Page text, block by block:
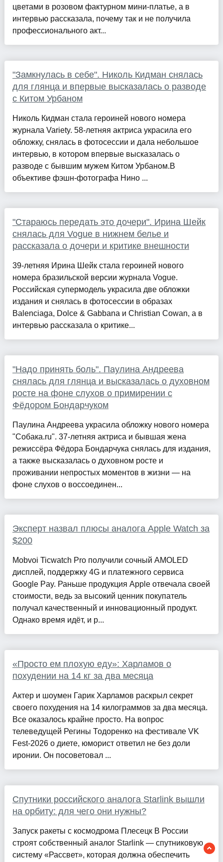
цветами в розовом фактурном мини-платье, а в
интервью рассказала, почему так и не получила
профессионального акт...
"Замкнулась в себе". Николь Кидман снялась
для глянца и впервые высказалась о разводе
с Китом Урбаном
Николь Кидман стала героиней нового номера
журнала Variety. 58-летняя актриса украсила его
обложку, снялась в фотосессии и дала небольшое
интервью, в котором впервые высказалась о
разводе с бывшим мужем Китом Урбаном.В
объективе фэшн-фотографа Нино ...
"Стараюсь передать это дочери". Ирина Шейк
снялась для Vogue в нижнем белье и
рассказала о дочери и критике внешности
39-летняя Ирина Шейк стала героиней нового
номера бразильской версии журнала Vogue.
Российская супермодель украсила две обложки
издания и снялась в фотосессии в образах
Balenciaga, Dolce & Gabbana и Christian Cowan, а в
интервью рассказала о критике...
"Надо принять боль". Паулина Андреева
снялась для глянца и высказалась о духовном
росте на фоне слухов о примирении с
Фёдором Бондарчуком
Паулина Андреева украсила обложку нового номера
"Собака.ru". 37-летняя актриса и бывшая жена
режиссёра Фёдора Бондарчука снялась для издания,
а также высказалась о духовном росте и
проживании непростых моментов в жизни — на
фоне слухов о воссоединен...
Эксперт назвал плюсы аналога Apple Watch за
$200
Mobvoi Ticwatch Pro получили сочный AMOLED
дисплей, поддержку 4G и платежного сервиса
Google Pay. Раньше продукция Apple отвечала своей
стоимости, ведь за высокий ценник покупатель
получал качественный и инновационный продукт.
Однако время идёт, и р...
«Просто ем плохую еду»: Харламов о
похудении на 14 кг за два месяца
Актер и шоумен Гарик Харламов раскрыл секрет
своего похудения на 14 килограммов за два месяца.
Все оказалось крайне просто. На вопрос
телеведущей Регины Тодоренко на фестивале VK
Fest-2026 о диете, юморист ответил не без доли
иронии. Он посоветовал ...
Спутники российского аналога Starlink вышли
на орбиту: для чего они нужны?
Запуск ракеты с космодрома Плесецк В России
строят собственный аналог Starlink — спутниковую
систему «Рассвет», которая должна обеспечить